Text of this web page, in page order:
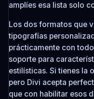
amplíes esa lista solo
Los dos formatos que
tipografías
prácticamente con
soporte para
estilísticas. Si tienes la
pero Divi acepta
que con habilitar esos